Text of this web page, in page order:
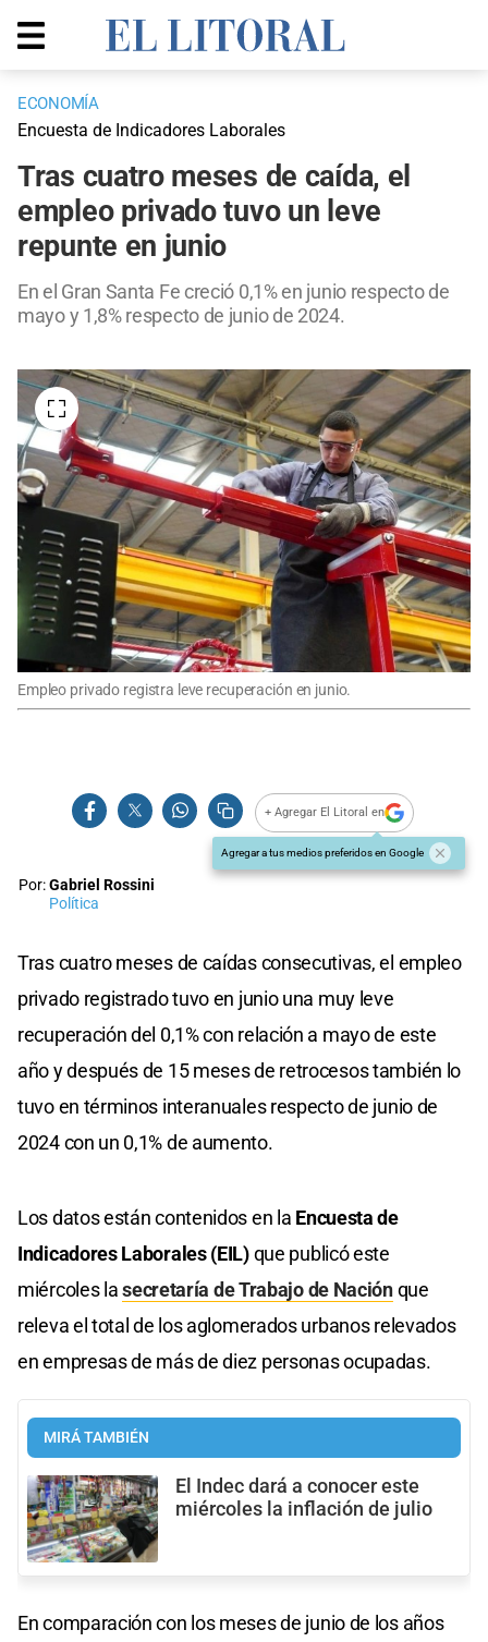
ECONOMÍA
Encuesta de Indicadores Laborales
Tras cuatro meses de caída, el
empleo privado tuvo un leve
repunte en junio
En el Gran Santa Fe creció 0,1% en junio respecto de
mayo y 1,8% respecto de junio de 2024.
Empleo privado registra leve recuperación en junio.
+ Agregar El Litoral en
Agregar a tus medios preferidos en Google
Por:Gabriel Rossini
Política
Tras cuatro meses de caídas consecutivas, el empleo
privado registrado tuvo en junio una muy leve
recuperación del 0,1% con relación a mayo de este
año y después de 15 meses de retrocesos también lo
tuvo en términos interanuales respecto de junio de
2024 con un 0,1% de aumento.
Los datos están contenidos en la Encuesta de
Indicadores Laborales (EIL)que publicó este
miércoles lasecretaría de Trabajo de Naciónque
releva el total de los aglomerados urbanos relevados
en empresas de más de diez personas ocupadas.
MIRÁ TAMBIÉN
El Indec dará a conocer este
miércoles la inflación de julio
En comparación con los meses de junio de los años